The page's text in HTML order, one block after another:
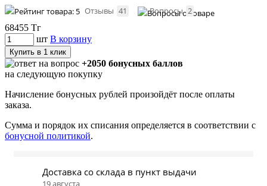
Отзывы 41 Вопросы 2
68455 Тг
шт В корзину
Купить в 1 клик
+2050 бонусных баллов
на следующую покупку
Начисление бонусных рублей произойдёт после оплаты
заказа.
Сумма и порядок их списания определяется в соответствии с
бонусной политикой.
Доставка со склада в пункт выдачи
19 августа